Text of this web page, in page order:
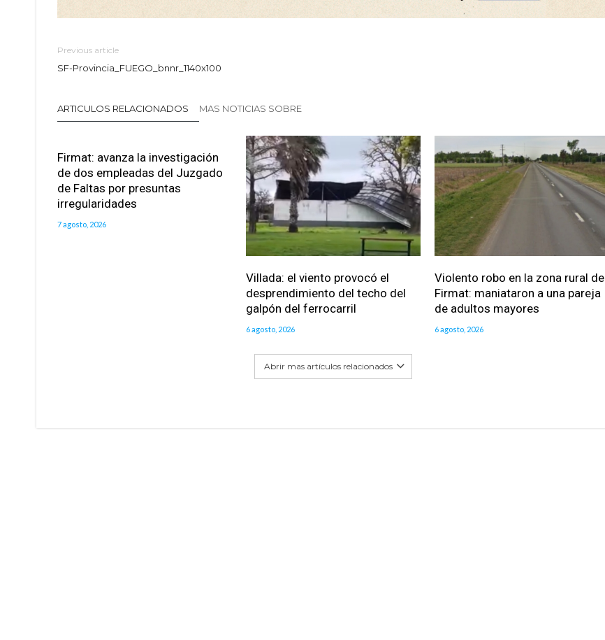
Previous article
SF-Provincia_FUEGO_bnnr_1140x100
ARTICULOS RELACIONADOS MAS NOTICIAS SOBRE
Firmat: avanza la investigación
de dos empleadas del Juzgado
de Faltas por presuntas
irregularidades
7 agosto, 2026
Villada: el viento provocó el
desprendimiento del techo del
galpón del ferrocarril
6 agosto, 2026
Violento robo en la zona rural de
Firmat: maniataron a una pareja
de adultos mayores
6 agosto, 2026
Abrir mas artículos relacionados